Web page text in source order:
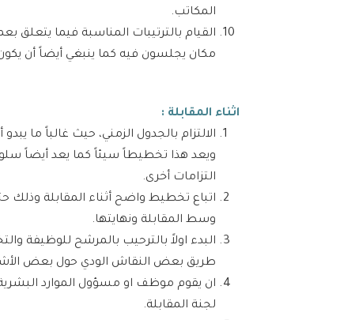
المكاتب.
القيام بالترتيبات المناسبة فيما
مكان يجلسون فيه كما ينبغي أيضاً أن
اثناء المقابلة :
الالتزام بالجدول الزمني، حيث غالباً ما
ويعد هذا تخطيطاً سيئاً كما يعد أيضاً
التزامات أخرى.
اتباع تخطيط واضح أثناء المقابلة وذلك
وسط المقابلة ونهايتها.
البدء اولاً بالترحيب بالمرشح للوظيفة
طريق بعض النقاش الودي حول بعض
ان يقوم موظف او مسؤول الموارد
لجنة المقابلة.